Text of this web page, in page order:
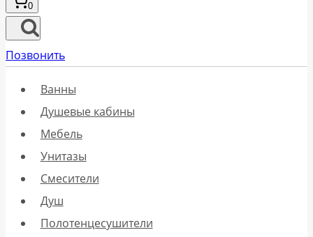
0
Позвонить
Ванны
Душевые кабины
Мебель
Унитазы
Смесители
Душ
Полотенцесушители